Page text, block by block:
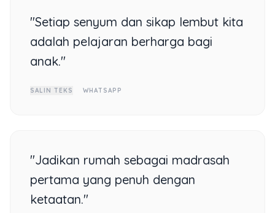
"Setiap senyum dan sikap lembut kita
adalah pelajaran berharga bagi
anak."
SALIN TEKS WHATSAPP
"Jadikan rumah sebagai madrasah
pertama yang penuh dengan
ketaatan."